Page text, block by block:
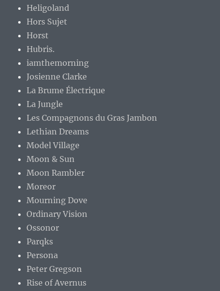
Heligoland
Hors Sujet
Horst
Hubris.
iamthemorning
Josienne Clarke
La Brume Électrique
La Jungle
Les Compagnons du Gras Jambon
Lethian Dreams
Model Village
Moon & Sun
Moon Rambler
Moreor
Mourning Dove
Ordinary Vision
Ossonor
Parqks
Persona
Peter Gregson
Rise of Avernus